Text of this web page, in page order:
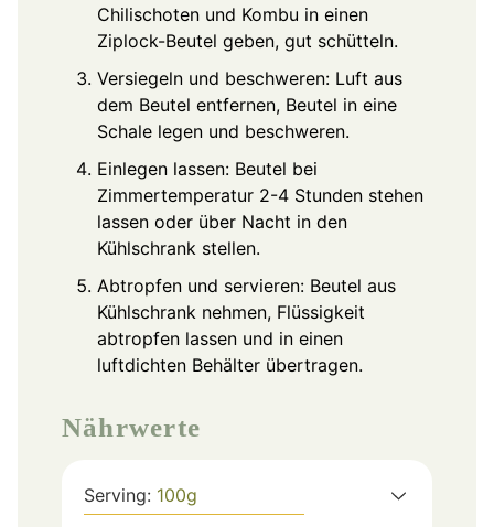
Chilischoten und Kombu in einen
Ziplock-Beutel geben, gut schütteln.
Versiegeln und beschweren: Luft aus
dem Beutel entfernen, Beutel in eine
Schale legen und beschweren.
Einlegen lassen: Beutel bei
Zimmertemperatur 2-4 Stunden stehen
lassen oder über Nacht in den
Kühlschrank stellen.
Abtropfen und servieren: Beutel aus
Kühlschrank nehmen, Flüssigkeit
abtropfen lassen und in einen
luftdichten Behälter übertragen.
Nährwerte
Serving: 100g